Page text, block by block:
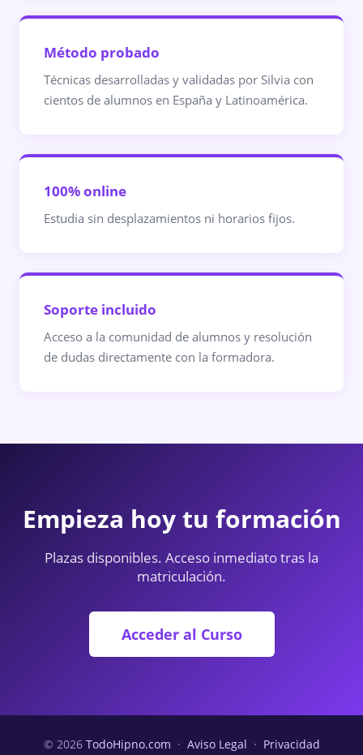
Método probado
Técnicas desarrolladas y validadas por Silvia con
cientos de alumnos en España y Latinoamérica.
100% online
Estudia sin desplazamientos ni horarios fijos.
Soporte incluido
Acceso a la comunidad de alumnos y resolución
de dudas directamente con la formadora.
Empieza hoy tu formación
Plazas disponibles. Acceso inmediato tras la
matriculación.
Acceder al Curso
© 2026 TodoHipno.com · Aviso Legal · Privacidad